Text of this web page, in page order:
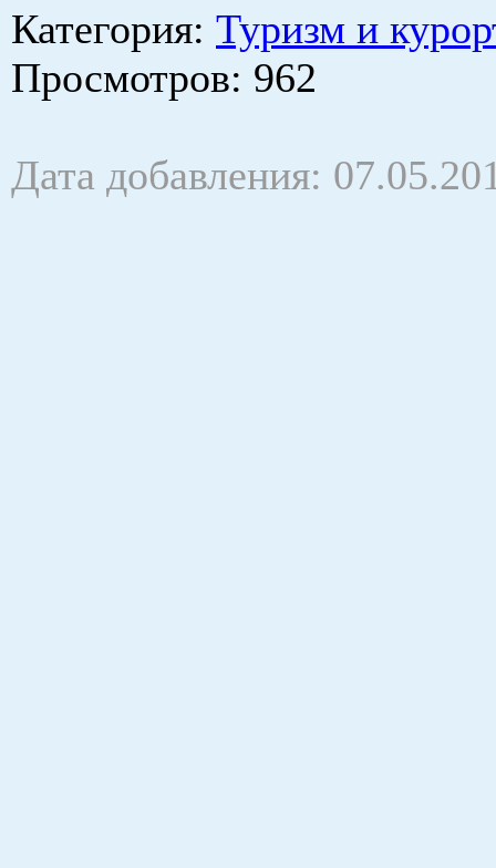
Категория: Туризм и
Просмотров: 962
Дата добавления: